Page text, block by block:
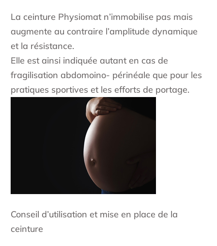
La ceinture Physiomat n’immobilise pas mais
augmente au contraire l’amplitude dynamique
et la résistance.
Elle est ainsi indiquée autant en cas de
fragilisation abdomoino- périnéale que pour les
pratiques sportives et les efforts de portage.
Conseil d’utilisation et mise en place de la
ceinture